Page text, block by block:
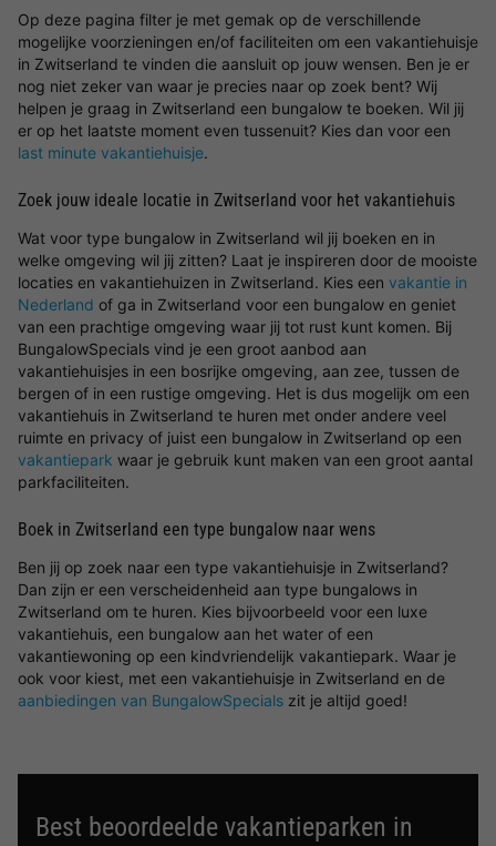
Op deze pagina filter je met gemak op de verschillende
mogelijke voorzieningen en/of faciliteiten om een vakantiehuisje
in Zwitserland te vinden die aansluit op jouw wensen. Ben je er
nog niet zeker van waar je precies naar op zoek bent? Wij
helpen je graag in Zwitserland een bungalow te boeken. Wil jij
er op het laatste moment even tussenuit? Kies dan voor een
last minute vakantiehuisje.
Zoek jouw ideale locatie in Zwitserland voor het vakantiehuis
Wat voor type bungalow in Zwitserland wil jij boeken en in
welke omgeving wil jij zitten? Laat je inspireren door de mooiste
locaties en vakantiehuizen in Zwitserland. Kies een vakantie in
Nederland of ga in Zwitserland voor een bungalow en geniet
van een prachtige omgeving waar jij tot rust kunt komen. Bij
BungalowSpecials vind je een groot aanbod aan
vakantiehuisjes in een bosrijke omgeving, aan zee, tussen de
bergen of in een rustige omgeving. Het is dus mogelijk om een
vakantiehuis in Zwitserland te huren met onder andere veel
ruimte en privacy of juist een bungalow in Zwitserland op een
vakantiepark waar je gebruik kunt maken van een groot aantal
parkfaciliteiten.
Boek in Zwitserland een type bungalow naar wens
Ben jij op zoek naar een type vakantiehuisje in Zwitserland?
Dan zijn er een verscheidenheid aan type bungalows in
Zwitserland om te huren. Kies bijvoorbeeld voor een luxe
vakantiehuis, een bungalow aan het water of een
vakantiewoning op een kindvriendelijk vakantiepark. Waar je
ook voor kiest, met een vakantiehuisje in Zwitserland en de
aanbiedingen van BungalowSpecials zit je altijd goed!
Best beoordeelde vakantieparken in